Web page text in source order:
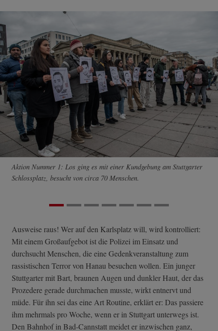
Aktion Nummer 1: Los ging es mit einer Kundgebung am Stuttgarter
Schlossplatz, besucht von circa 70 Menschen.
Ausweise raus! Wer auf den Karlsplatz will, wird kontrolliert:
Mit einem Großaufgebot ist die Polizei im Einsatz und
durchsucht Menschen, die eine Gedenkveranstaltung zum
rassistischen Terror von Hanau besuchen wollen. Ein junger
Stuttgarter mit Bart, braunen Augen und dunkler Haut, der das
Prozedere gerade durchmachen musste, wirkt entnervt und
müde. Für ihn sei das eine Art Routine, erklärt er: Das passiere
ihm mehrmals pro Woche, wenn er in Stuttgart unterwegs ist.
Den Bahnhof in Bad-Cannstatt meidet er inzwischen ganz,